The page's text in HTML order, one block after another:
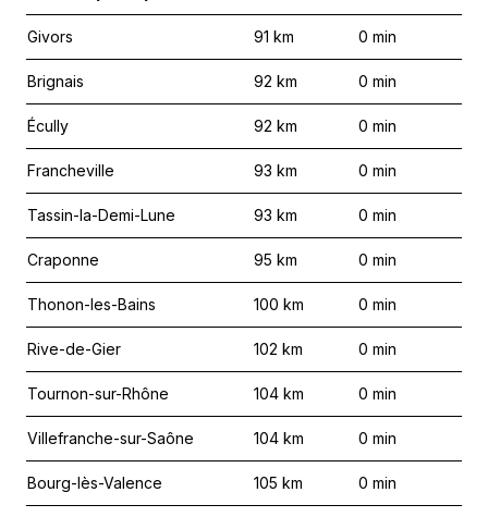
Givors 91 km 0 min
Brignais 92 km 0 min
Écully 92 km 0 min
Francheville 93 km 0 min
Tassin-la-Demi-Lune 93 km 0 min
Craponne 95 km 0 min
Thonon-les-Bains 100 km 0 min
Rive-de-Gier 102 km 0 min
Tournon-sur-Rhône 104 km 0 min
Villefranche-sur-Saône 104 km 0 min
Bourg-lès-Valence 105 km 0 min